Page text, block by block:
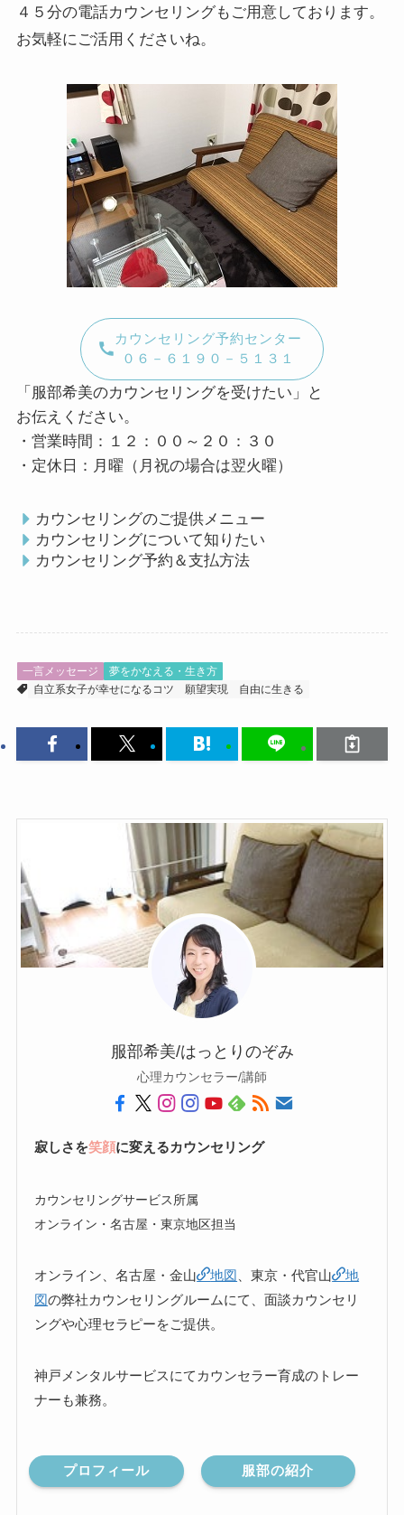
４５分の電話カウンセリングもご用意しております。
お気軽にご活用くださいね。
カウンセリング予約センター
０６－６１９０－５１３１
「服部希美のカウンセリングを受けたい」と
お伝えください。
・営業時間：１２：００～２０：３０
・定休日：月曜（月祝の場合は翌火曜）
カウンセリングのご提供メニュー
カウンセリングについて知りたい
カウンセリング予約＆支払方法
一言メッセージ
夢をかなえる・生き方
自立系女子が幸せになるコツ
願望実現 自由に生きる
服部希美/はっとりのぞみ
心理カウンセラー/講師
寂しさを笑顔に変えるカウンセリング
カウンセリングサービス所属
オンライン・名古屋・東京地区担当
オンライン、名古屋・金山 地図 、東京・代官山
地
図の弊社カウンセリングルームにて、面談カウンセリ
ングや心理セラピーをご提供。
神戸メンタルサービスにてカウンセラー育成のトレー
ナーも兼務。
プロフィール 服部の紹介